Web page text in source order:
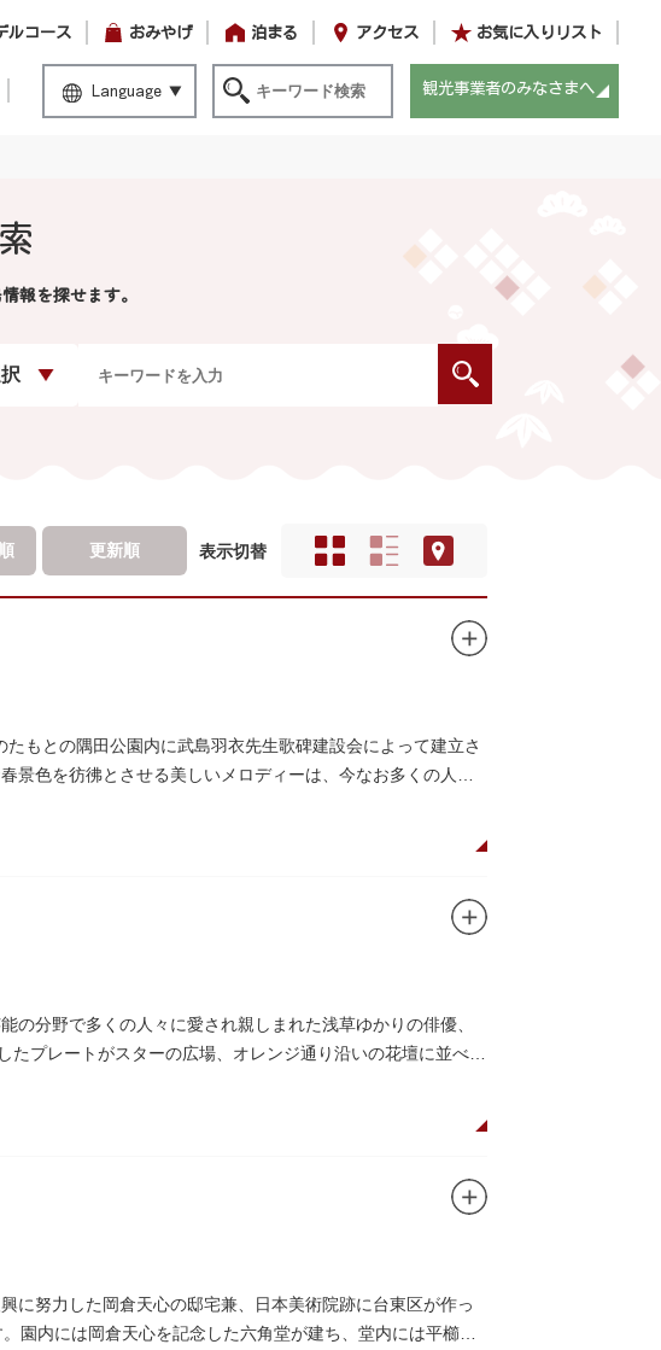
ルコース おみやげ 泊まる アクセス お気に入りリスト
Language 観光事業者のみなさまへ
報を探せます。
更新順 表示切替
もとの隅田公園内に武島羽衣先生歌碑建設会によって建立さ
景色を彷彿とさせる美しいメロディーは、今なお多くの人々
分野で多くの人々に愛され親しまれた浅草ゆかりの俳優、
プレートがスターの広場、オレンジ通り沿いの花壇に並べら
に努力した岡倉天心の邸宅兼、日本美術院跡に台東区が作っ
園内には岡倉天心を記念した六角堂が建ち、堂内には平櫛田